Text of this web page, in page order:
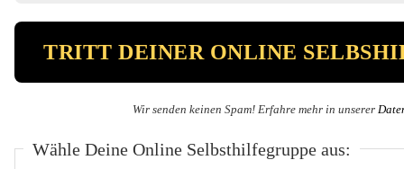
Wir senden keinen Spam! Erfahre mehr in unserer
Wähle Deine Online Selbsthilfegruppe aus: